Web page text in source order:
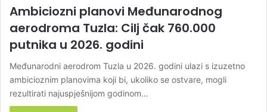
Ambiciozni planovi Međunarodnog
aerodroma Tuzla: Cilj čak 760.000
putnika u 2026. godini
Međunarodni aerodrom Tuzla u 2026. godini ulazi s izuzetno
ambicioznim planovima koji bi, ukoliko se ostvare, mogli
rezultirati najuspješnijom godinom…